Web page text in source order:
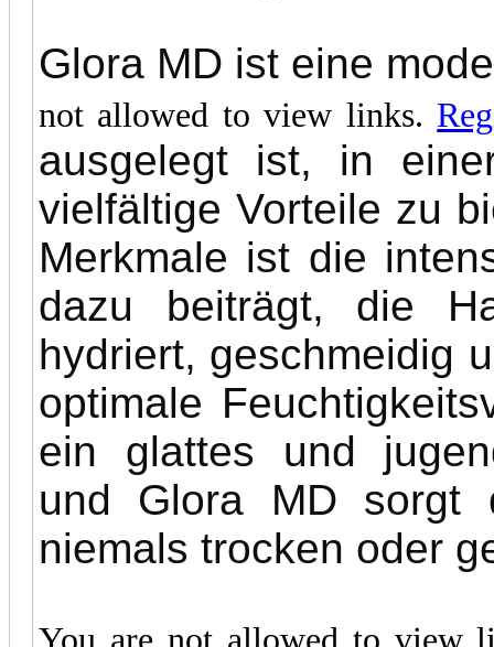
Glora MD ist eine
not allowed to view links.
ausgelegt ist, in
vielfältige Vorteile zu
Merkmale ist die
dazu beiträgt, die
hydriert, geschmeidig
optimale
ein glattes und
und Glora MD sorgt
niemals trocken oder